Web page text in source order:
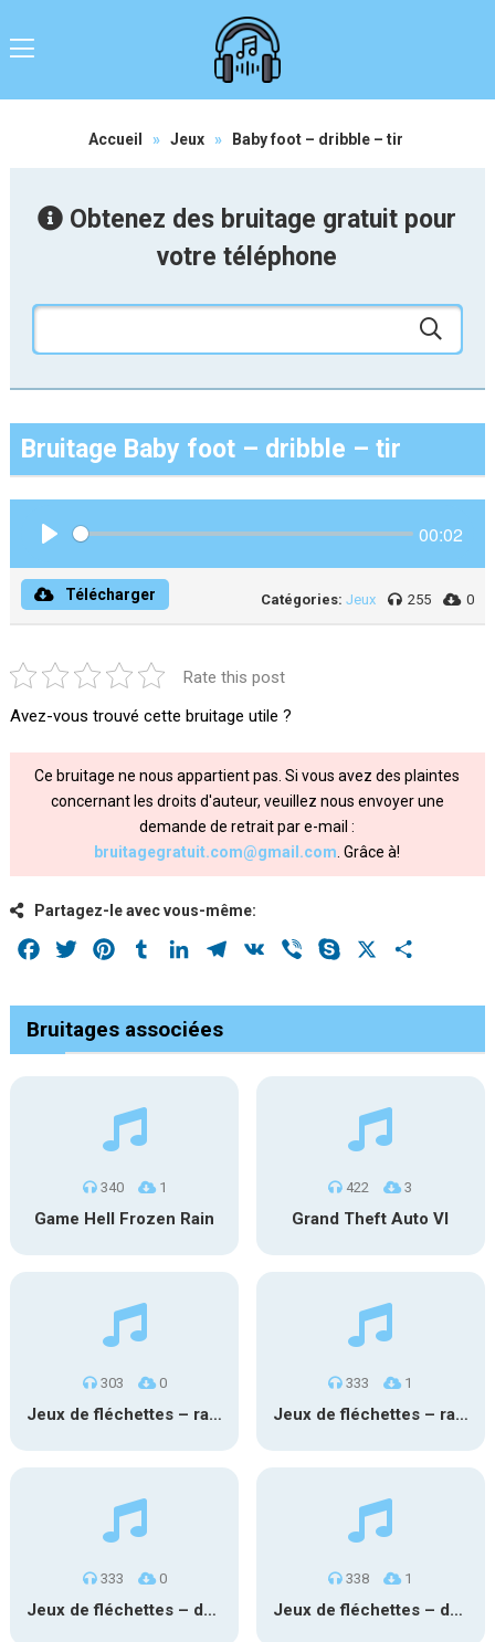
Accueil » Jeux » Baby foot – dribble – tir
Obtenez des bruitage gratuit pour
votre téléphone
Bruitage Baby foot – dribble – tir
00:02
Télécharger Catégories: Jeux 255 0
Rate this post
Avez-vous trouvé cette bruitage utile ?
Ce bruitage ne nous appartient pas. Si vous avez des plaintes
concernant les droits d'auteur, veuillez nous envoyer une
demande de retrait par e-mail :
bruitagegratuit.com@gmail.com . Grâce à!
Partagez-le avec vous-même:
Facebook
Twitter PinterestTumblrLinkedInTelegram
VK Viber Skype
Bruitages associées
340 1
Game Hell Frozen Rain
422 3
Grand Theft Auto VI
303 0
Jeux de fléchettes – ratée 2
333 1
Jeux de fléchettes – ratée
333 0
Jeux de fléchettes – ds cible 4
338 1
Jeux de fléchettes – ds cible 3